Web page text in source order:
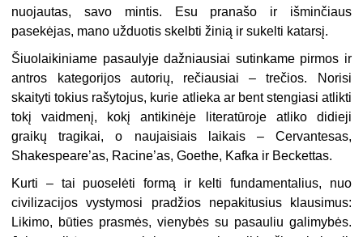
nuojautas, savo mintis. Esu pranašo ir išminčiaus
pasekėjas, mano užduotis skelbti žinią ir sukelti katarsį.
Šiuolaikiniame pasaulyje dažniausiai sutinkame pirmos ir
antros kategorijos autorių, rečiausiai – trečios. Norisi
skaityti tokius rašytojus, kurie atlieka ar bent stengiasi atlikti
tokį vaidmenį, kokį antikinėje literatūroje atliko didieji
graikų tragikai, o naujaisiais laikais – Cervantesas,
Shakespeare’as, Racine’as, Goethe, Kafka ir Beckettas.
Kurti – tai puoselėti formą ir kelti fundamentalius, nuo
civilizacijos vystymosi pradžios nepakitusius klausimus:
Likimo, būties prasmės, vienybės su pasauliu galimybės.